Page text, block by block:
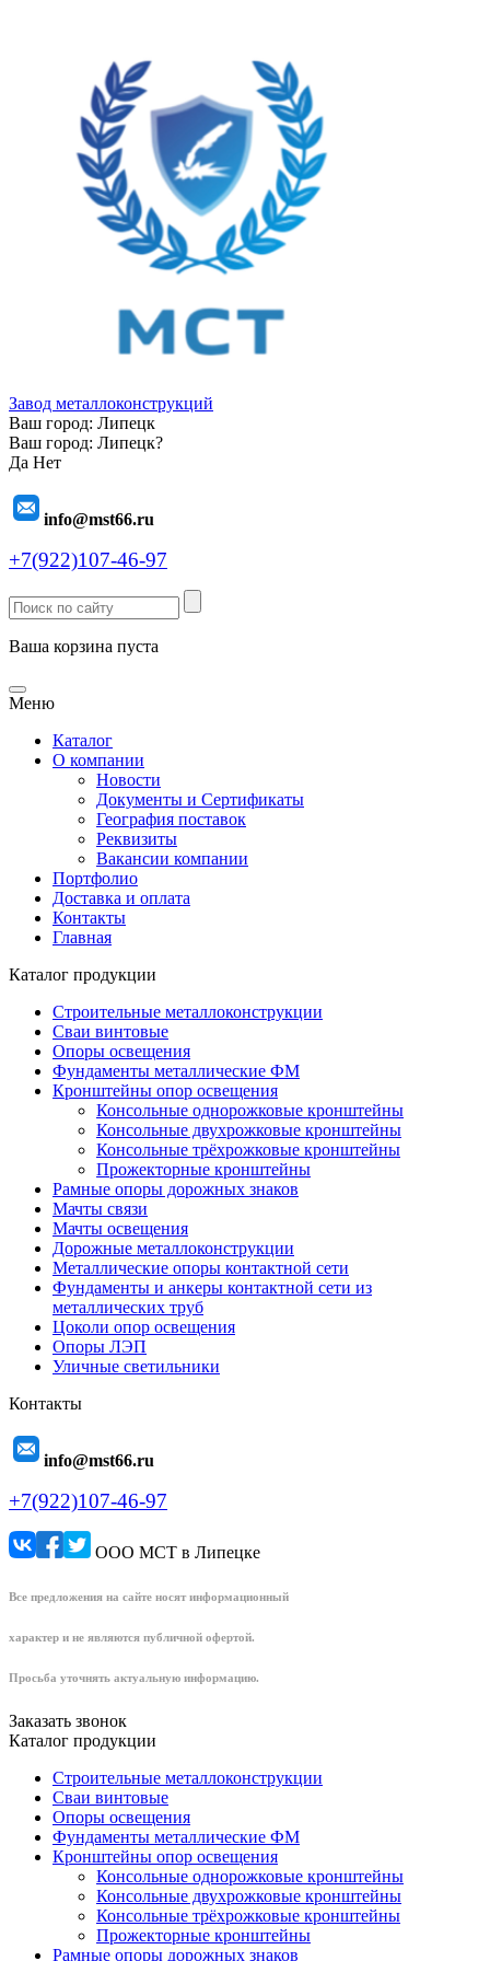
Завод металлоконструкций
Ваш город: Липецк
Ваш город: Липецк?
Да Нет
info@mst66.ru
+7(922)107-46-97
Ваша корзина пуста
Меню
Каталог
О компании
Новости
Документы и Сертификаты
География поставок
Реквизиты
Вакансии компании
Портфолио
Доставка и оплата
Контакты
Главная
Каталог продукции
Строительные металлоконструкции
Сваи винтовые
Опоры освещения
Фундаменты металлические ФМ
Кронштейны опор освещения
Консольные однорожковые кронштейны
Консольные двухрожковые кронштейны
Консольные трёхрожковые кронштейны
Прожекторные кронштейны
Рамные опоры дорожных знаков
Мачты связи
Мачты освещения
Дорожные металлоконструкции
Металлические опоры контактной сети
Фундаменты и анкеры контактной сети из
металлических труб
Цоколи опор освещения
Опоры ЛЭП
Уличные светильники
Контакты
info@mst66.ru
+7(922)107-46-97
ООО МСТ в Липецке
Все предложения на сайте носят информационный
характер и не являются публичной офертой.
Просьба уточнять актуальную информацию.
Заказать звонок
Каталог продукции
Строительные металлоконструкции
Сваи винтовые
Опоры освещения
Фундаменты металлические ФМ
Кронштейны опор освещения
Консольные однорожковые кронштейны
Консольные двухрожковые кронштейны
Консольные трёхрожковые кронштейны
Прожекторные кронштейны
Рамные опоры дорожных знаков